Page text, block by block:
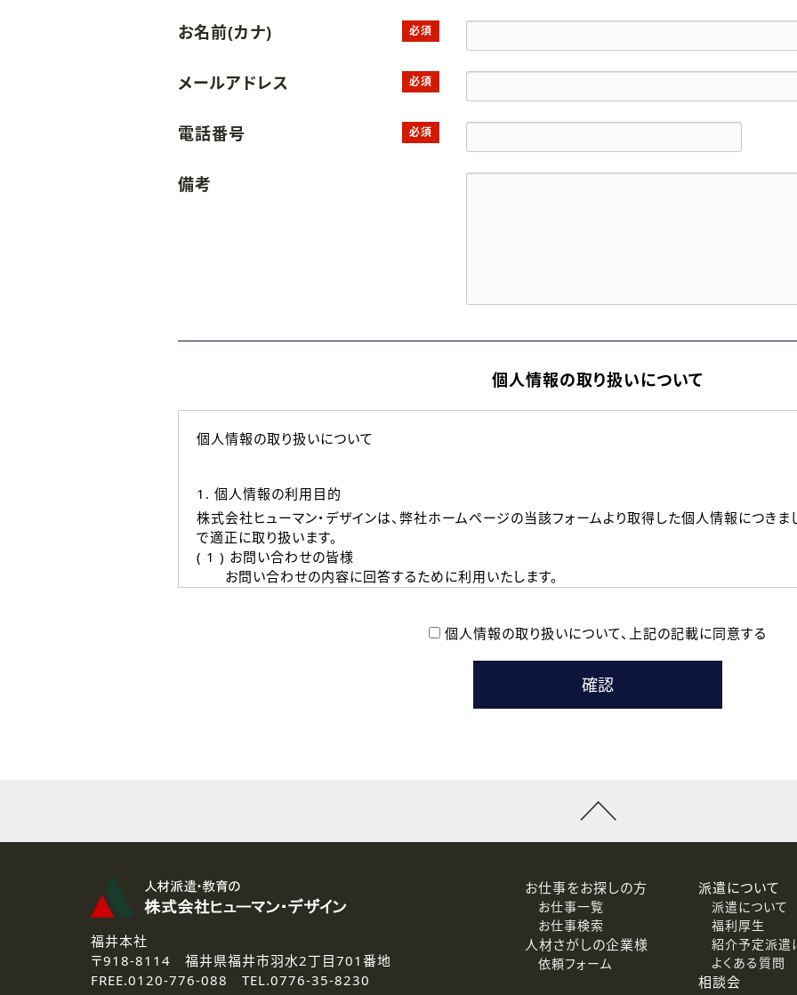
お名前(カナ) 必須
メールアドレス 必須
電話番号 必須
備考
個人情報の取り扱いについて
個人情報の取り扱いについて
1. 個人情報の利用目的
株式会社ヒューマン・デザインは、弊社ホームページの当該フォームより取得した個人情報につき
で適正に取り扱います。
( 1 ) お問い合わせの皆様
お問い合わせの内容に回答するために利用いたします。
本登録に関するご連絡および本登録時の参考情報として利用いたします。
なお、ご連絡手段は、電話・Ｅメールのいずれかの方法といたします。
3.個人情報の取り扱いの委託
弊社の定める個人情報保護の評価基準を満たした委託先に、個人情報を委託する場合があります。
4.個人情報の開示等について
ご提供いただいた個人情報の開示等（利用目的の通知、開示、訂正、追加または削除、利用の停止、
個人情報の取り扱いについて、 上記の記載に同意する
福井本社
〒918-8114 福井県福井市羽水2丁目701番地
FREE.0120-776-088 TEL.0776-35-8230
お仕事をお探しの方
お仕事一覧
お仕事検索
人材さがしの企業様
依頼フォーム
派遣について
派遣について
福利厚生
紹介予定派遣
よくある質問
相談会